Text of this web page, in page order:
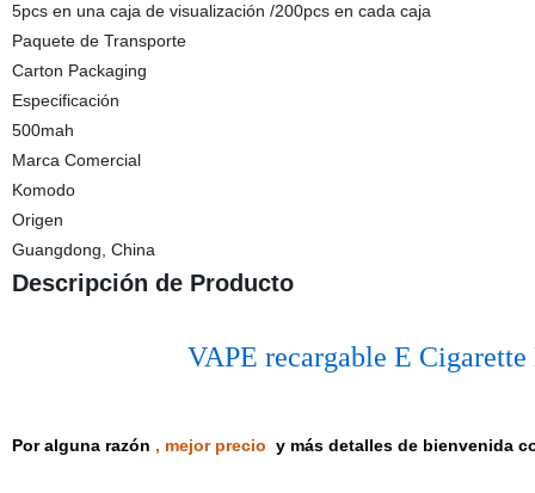
5pcs en una caja de visualización /200pcs en cada caja
Paquete de Transporte
Carton Packaging
Especificación
500mah
Marca Comercial
Komodo
Origen
Guangdong, China
Descripción de Producto
VAPE recargable E
Por alguna razón , mejor precio y más detalles de bienvenida